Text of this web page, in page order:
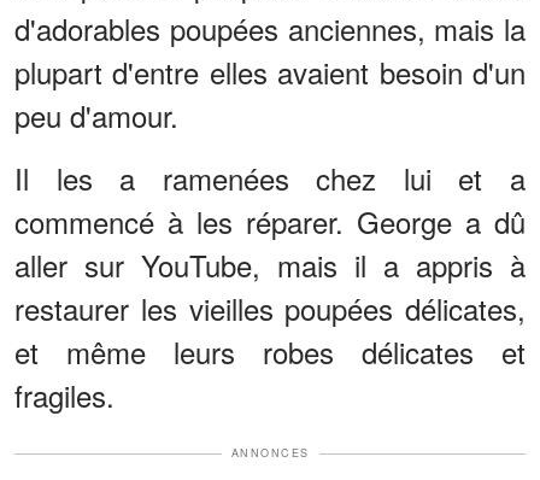
d'adorables poupées anciennes, mais la
plupart d'entre elles avaient besoin d'un
peu d'amour.
Il les a ramenées chez lui et a
commencé à les réparer. George a dû
aller sur YouTube, mais il a appris à
restaurer les vieilles poupées délicates,
et même leurs robes délicates et
fragiles.
ANNONCES